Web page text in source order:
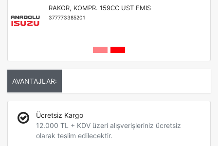
RAKOR, KOMPR. 159CC UST EMIS
377773385201
AVANTAJLAR:
Ücretsiz Kargo
12.000 TL + KDV üzeri alışverişleriniz ücretsiz
olarak teslim edilecektir.